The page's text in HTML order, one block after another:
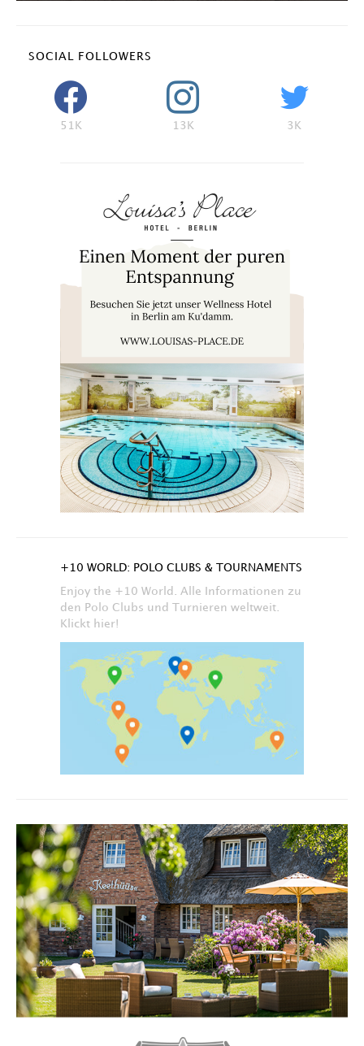
SOCIAL FOLLOWERS
51K 13K 3K
+10 WORLD: POLO CLUBS & TOURNAMENTS
Enjoy the +10 World. Alle Informationen zu
den Polo Clubs und Turnieren weltweit.
Klickt hier!